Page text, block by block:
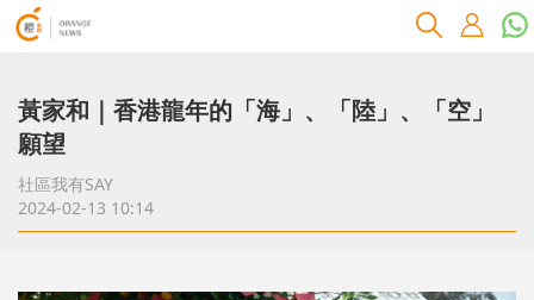
黃家和｜香港龍年的「海」、「陸」、「空」
願望
社區我有SAY
2024-02-13 10:14